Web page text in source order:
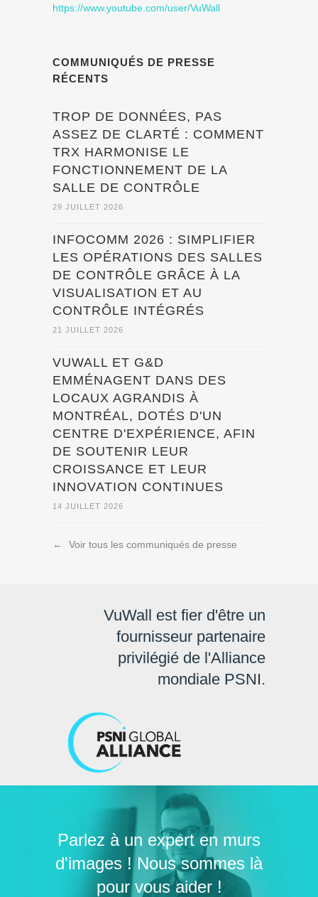
https://www.youtube.com/user/VuWall
COMMUNIQUÉS DE PRESSE
RÉCENTS
TROP DE DONNÉES, PAS
ASSEZ DE CLARTÉ : COMMENT
TRX HARMONISE LE
FONCTIONNEMENT DE LA
SALLE DE CONTRÔLE
29 JUILLET 2026
INFOCOMM 2026 : SIMPLIFIER
LES OPÉRATIONS DES SALLES
DE CONTRÔLE GRÂCE À LA
VISUALISATION ET AU
CONTRÔLE INTÉGRÉS
21 JUILLET 2026
VUWALL ET G&D
EMMÉNAGENT DANS DES
LOCAUX AGRANDIS À
MONTRÉAL, DOTÉS D'UN
CENTRE D'EXPÉRIENCE, AFIN
DE SOUTENIR LEUR
CROISSANCE ET LEUR
INNOVATION CONTINUES
14 JUILLET 2026
← Voir tous les communiqués de presse
VuWall est fier d'être un
fournisseur partenaire
privilégié de l'Alliance
mondiale PSNI.
Parlez à un expert en murs
d'images ! Nous sommes là
pour vous aider !